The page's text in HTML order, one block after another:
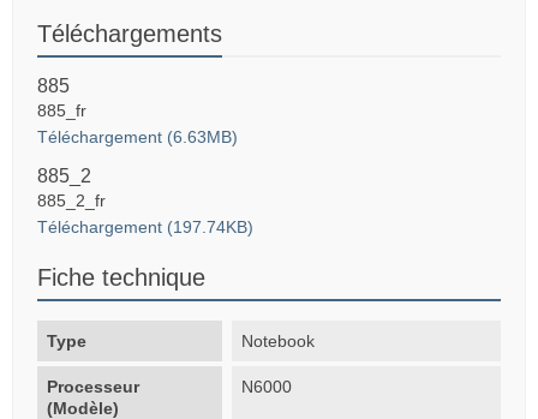
Téléchargements
885
885_fr
Téléchargement (6.63MB)
885_2
885_2_fr
Téléchargement (197.74KB)
Fiche technique
Type Notebook
Processeur
(Modèle)
N6000